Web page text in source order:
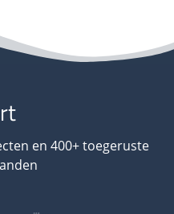
en 400+ toegeruste